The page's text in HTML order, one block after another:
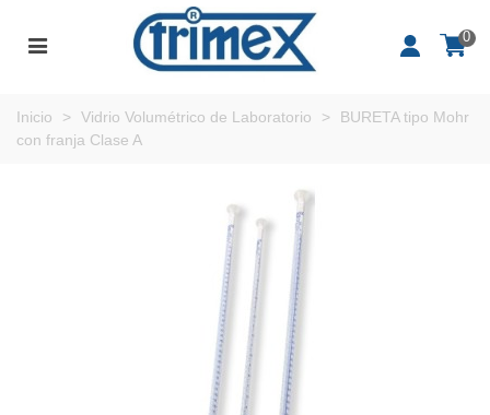
0
Inicio > Vidrio Volumétrico de Laboratorio >
BURETA tipo Mohr
con franja Clase A